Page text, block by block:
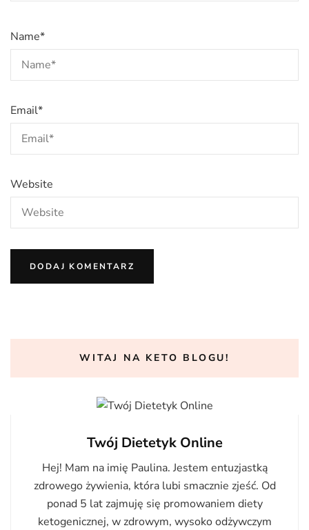
Name*
Email*
Website
WITAJ NA KETO BLOGU!
Twój Dietetyk Online
Hej! Mam na imię Paulina. Jestem entuzjastką
zdrowego żywienia, która lubi smacznie zjeść. Od
ponad 5 lat zajmuję się promowaniem diety
ketogenicznej, w zdrowym, wysoko odżywczym